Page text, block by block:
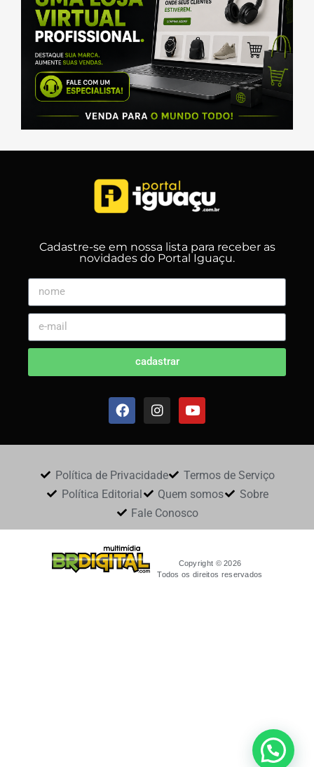
Cadastre-se em nossa lista para receber as
novidades do Portal Iguaçu.
cadastrar
Política de Privacidade
Termos de Serviço
Política Editorial
Quem somos
Sobre
Fale Conosco
Copyright © 2026
Todos os direitos reservados